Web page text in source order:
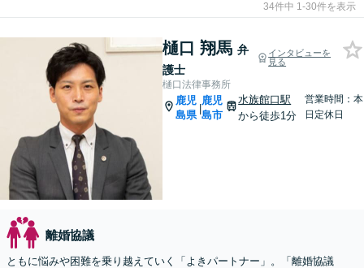
34件中 1-30件を表示
樋口 翔馬 弁
護士
インタビューを
見る
樋口法律事務所
鹿児
島県
|
鹿児
島市
水族館口駅
から徒歩1分
営業時間：本
日定休日
離婚協議
ともに悩みや困難を乗り越えていく「よきパートナー」。「離婚協議